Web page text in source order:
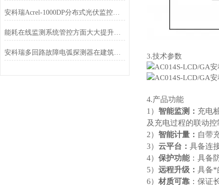
安科瑞Acrel-1000DP分布式光伏监控系统在广西高速（大茅垌）项目中应用
能耗在线监测系统管控方面大大提升了效率和准确性合理性
安科瑞多回路故障电弧探测器在建筑电气的设计与应用 3.技术参数
4.产品功能
1） 智能监测： 充电
及充电过程的联动
2） 智能计量： 自带
3） 云平台： 具备连
4） 保护功能：具备
5） 远程升级： 具备*
6） 材质可靠 ：保证